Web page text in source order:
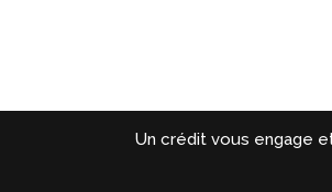
Un crédit vous engage